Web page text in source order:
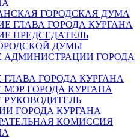
ГОРОДСКАЯ ДУМА
ГЛАВА ГОРОДА КУРГАНА
ПРЕДСЕДАТЕЛЬ
ДУМЫ
АДМИНИСТРАЦИИ ГОРОДА
ГОРОДА КУРГАНА
ГОРОДА КУРГАНА
РУКОВОДИТЕЛЬ
ГОРОДА КУРГАНА
КОМИССИЯ